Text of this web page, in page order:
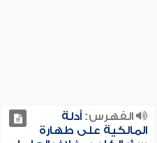
الفهرس:أدلة
المالكية على طهارة